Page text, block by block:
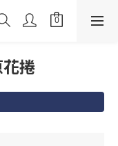
花捲